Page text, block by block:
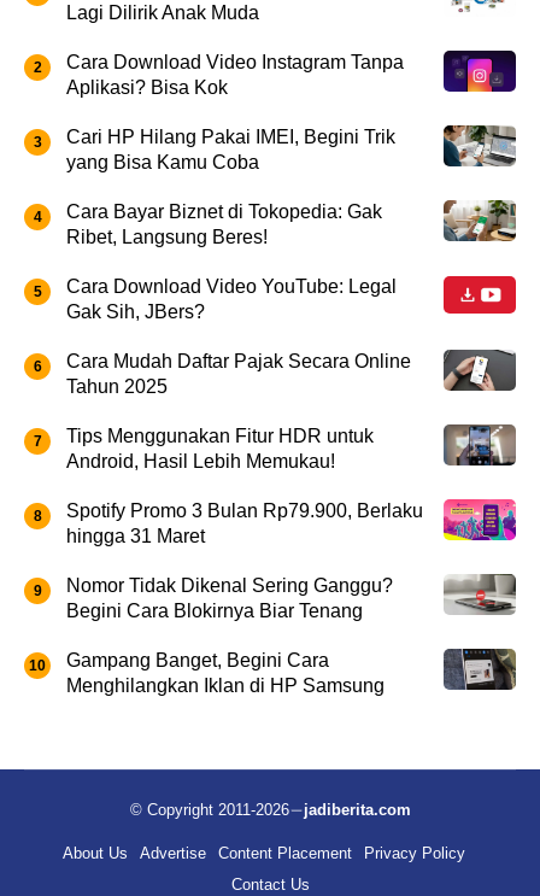
Lagi Dilirik Anak Muda
Cara Download Video Instagram Tanpa
Aplikasi? Bisa Kok
Cari HP Hilang Pakai IMEI, Begini Trik
yang Bisa Kamu Coba
Cara Bayar Biznet di Tokopedia: Gak
Ribet, Langsung Beres!
Cara Download Video YouTube: Legal
Gak Sih, JBers?
Cara Mudah Daftar Pajak Secara Online
Tahun 2025
Tips Menggunakan Fitur HDR untuk
Android, Hasil Lebih Memukau!
Spotify Promo 3 Bulan Rp79.900, Berlaku
hingga 31 Maret
Nomor Tidak Dikenal Sering Ganggu?
Begini Cara Blokirnya Biar Tenang
Gampang Banget, Begini Cara
Menghilangkan Iklan di HP Samsung
© Copyright 2011-2026 jadiberita.com
About Us Advertise Content Placement
Privacy Policy
Contact Us